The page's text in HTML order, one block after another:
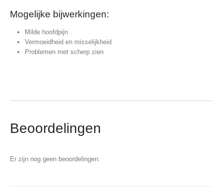
Mogelijke bijwerkingen:
Milde hoofdpijn
Vermoeidheid en misselijkheid
Problemen met scherp zien
Beoordelingen
Er zijn nog geen beoordelingen.